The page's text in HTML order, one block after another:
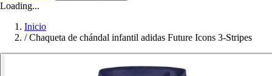
Loading...
Inicio
/ Chaqueta de chándal infantil adidas Future Icons 3-Stripes